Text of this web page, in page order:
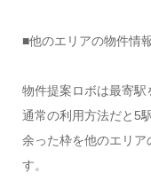
■他のエリアの物件情
物件提案ロボは最寄駅
通常の利用方法だと5
余った枠を他のエリ
す。